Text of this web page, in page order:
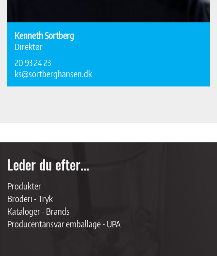
Kenneth Sortberg
Direktør
20 93 24 23
ks@sortberghansen.dk
Leder du efter...
Produkter
Broderi - Tryk
Kataloger - Brands
Producentansvar emballage - UPA